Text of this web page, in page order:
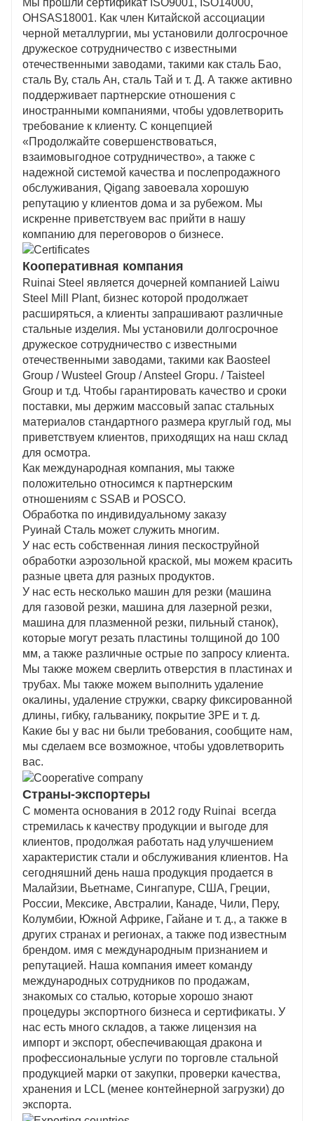
OHSAS18001. Как член Китайской ассоциации
черной металлургии, мы установили долгосрочное
дружеское сотрудничество с известными
отечественными заводами, такими как сталь Бао,
сталь Ву, сталь Ан, сталь Тай и т. Д. А также активно
поддерживает партнерские отношения с
иностранными компаниями, чтобы удовлетворить
требование к клиенту. С концепцией
«Продолжайте совершенствоваться,
взаимовыгодное сотрудничество», а также с
надежной системой качества и послепродажного
обслуживания, Qigang завоевала хорошую
репутацию у клиентов дома и за рубежом. Мы
искренне приветствуем вас прийти в нашу
компанию для переговоров о бизнесе.
Кооперативная компания
Ruinai Steel является дочерней компанией Laiwu
Steel Mill Plant, бизнес которой продолжает
расширяться, а клиенты запрашивают различные
стальные изделия. Мы установили долгосрочное
дружеское сотрудничество с известными
отечественными заводами, такими как Baosteel
Group / Wusteel Group / Ansteel Gropu. / Taisteel
Group и т.д. Чтобы гарантировать качество и сроки
поставки, мы держим массовый запас стальных
материалов стандартного размера круглый год, мы
приветствуем клиентов, приходящих на наш склад
для осмотра.
Как международная компания, мы также
положительно относимся к партнерским
отношениям с SSAB и POSCO.
Обработка по индивидуальному заказу
Руинай Сталь может служить многим.
У нас есть собственная линия пескоструйной
обработки аэрозольной краской, мы можем красить
разные цвета для разных продуктов.
У нас есть несколько машин для резки (машина
для газовой резки, машина для лазерной резки,
машина для плазменной резки, пильный станок),
которые могут резать пластины толщиной до 100
мм, а также различные острые по запросу клиента.
Мы также можем сверлить отверстия в пластинах и
трубах. Мы также можем выполнить удаление
окалины, удаление стружки, сварку фиксированной
длины, гибку, гальванику, покрытие 3PE и т. д.
Какие бы у вас ни были требования, сообщите нам,
мы сделаем все возможное, чтобы удовлетворить
вас.
Страны-экспортеры
С момента основания в 2012 году Ruinai всегда
стремилась к качеству продукции и выгоде для
клиентов, продолжая работать над улучшением
характеристик стали и обслуживания клиентов. На
сегодняшний день наша продукция продается в
Малайзии, Вьетнаме, Сингапуре, США, Греции,
России, Мексике, Австралии, Канаде, Чили, Перу,
Колумбии, Южной Африке, Гайане и т. д., а также в
других странах и регионах, а также под известным
брендом. имя с международным признанием и
репутацией. Наша компания имеет команду
международных сотрудников по продажам,
знакомых со сталью, которые хорошо знают
процедуры экспортного бизнеса и сертификаты. У
нас есть много складов, а также лицензия на
импорт и экспорт, обеспечивающая дракона и
профессиональные услуги по торговле стальной
продукцией марки от закупки, проверки качества,
хранения и LCL (менее контейнерной загрузки) до
экспорта.